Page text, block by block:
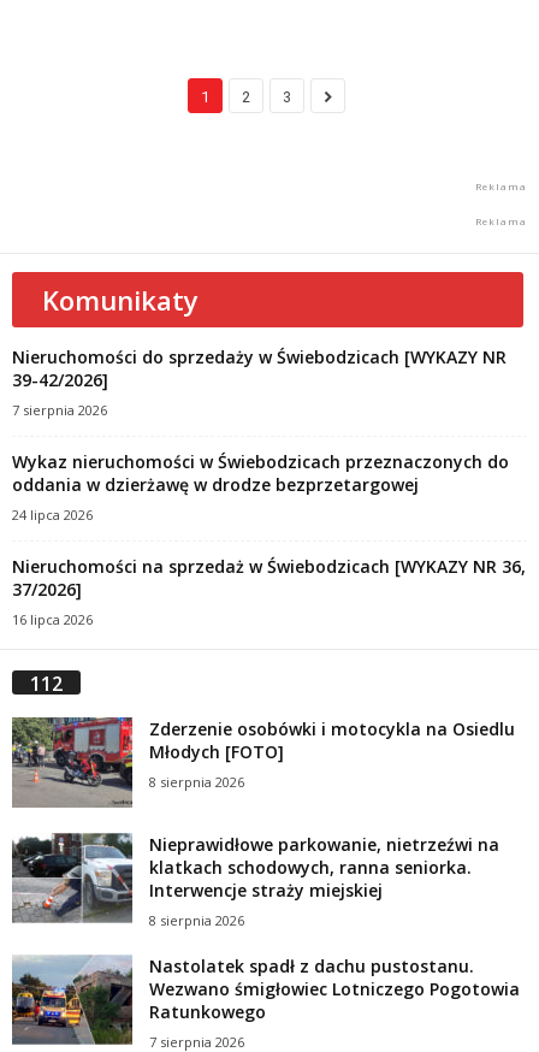
1 2 3
Komunikaty
Nieruchomości do sprzedaży w Świebodzicach [WYKAZY NR
39-42/2026]
7 sierpnia 2026
Wykaz nieruchomości w Świebodzicach przeznaczonych do
oddania w dzierżawę w drodze bezprzetargowej
24 lipca 2026
Nieruchomości na sprzedaż w Świebodzicach [WYKAZY NR 36,
37/2026]
16 lipca 2026
112
Zderzenie osobówki i motocykla na Osiedlu
Młodych [FOTO]
8 sierpnia 2026
Nieprawidłowe parkowanie, nietrzeźwi na
klatkach schodowych, ranna seniorka.
Interwencje straży miejskiej
8 sierpnia 2026
Nastolatek spadł z dachu pustostanu.
Wezwano śmigłowiec Lotniczego Pogotowia
Ratunkowego
7 sierpnia 2026